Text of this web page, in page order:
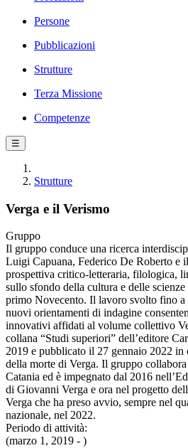
Persone
Pubblicazioni
Strutture
Terza Missione
Competenze
☰
Strutture
Verga e il Verismo
Gruppo
Il gruppo conduce una ricerca
Luigi Capuana, Federico De Roberto e
prospettiva critico-letteraria, filologica,
sullo sfondo della cultura e delle
primo Novecento. Il lavoro svolto fino a
nuovi orientamenti di indagine
innovativi affidati al volume collettivo
collana “Studi superiori” dell’editore
2019 e pubblicato il 27 gennaio 2022 in
della morte di Verga. Il gruppo
Catania ed è impegnato dal 2016
di Giovanni Verga e ora nel progetto
Verga che ha preso avvio, sempre nel
nazionale, nel 2022.
Periodo di attività:
(marzo 1, 2019 - )